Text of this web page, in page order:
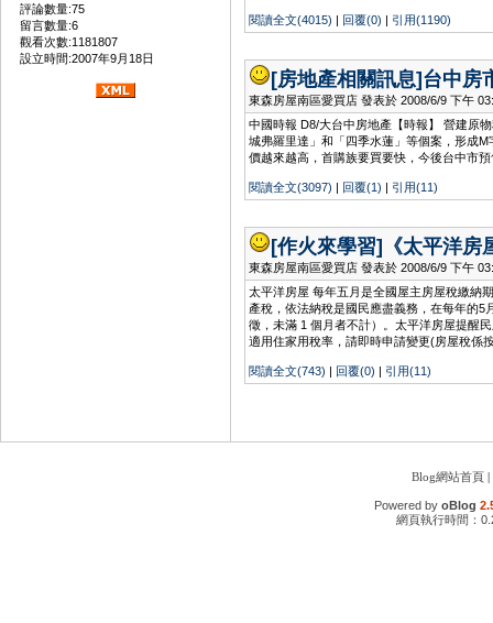
評論數量:75
留言數量:6
觀看次數:1181807
設立時間:2007年9月18日
閱讀全文(4015) | 回覆(0) | 引用(1190)
[房地產相關訊息] 台中房
東森房屋南區愛買店 發表於 2008/6/9 下午
中國時報 D8/大台中房地產【時報】 營建原
城弗羅里達」和「四季水蓮」等個案，形成
價越來越高，首購族要買要快，今後台中市
閱讀全文(3097) | 回覆(1) | 引用(11)
[作火來學習] 《太平洋
東森房屋南區愛買店 發表於 2008/6/9 下午
太平洋房屋 每年五月是全國屋主房屋稅繳納
產稅，依法納稅是國民應盡義務，在每年的
徵，未滿 1 個月者不計）。太平洋房屋提醒
適用住家用稅率，請即時申請變更(房屋稅係
閱讀全文(743) | 回覆(0) | 引用(11)
Blog網站首頁|
Powered by oBlog
網頁執行時間：